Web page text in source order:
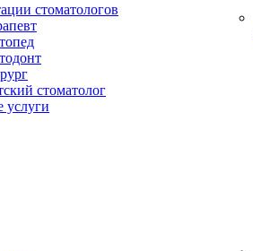
стоматологов
стоматолог
услуги